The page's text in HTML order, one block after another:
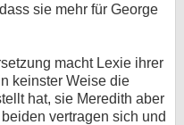
sie mehr für George
macht Lexie ihrer
keinster Weise die
hat, sie Meredith aber
vertragen sich und